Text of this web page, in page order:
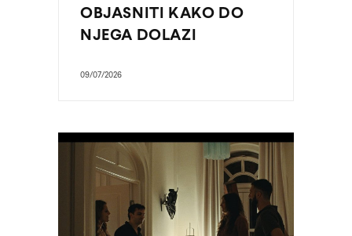
OBJASNITI KAKO DO
NJEGA DOLAZI
09/07/2026